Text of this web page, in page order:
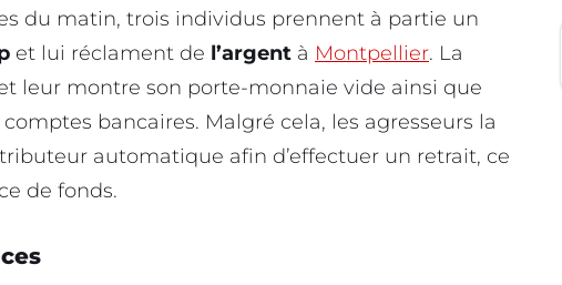
du matin, trois individus prennent à partie un
et lui réclament de l’argent à Montpellier. La
leur montre son porte-monnaie vide ainsi que
bancaires. Malgré cela, les agresseurs la
automatique afin d’effectuer un retrait, ce
de fonds.